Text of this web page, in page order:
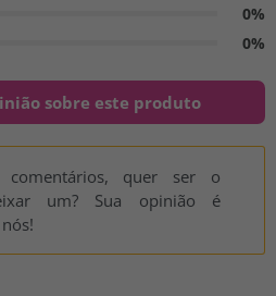
0%
0%
sobre este produto
quer ser o
um? Sua opinião é